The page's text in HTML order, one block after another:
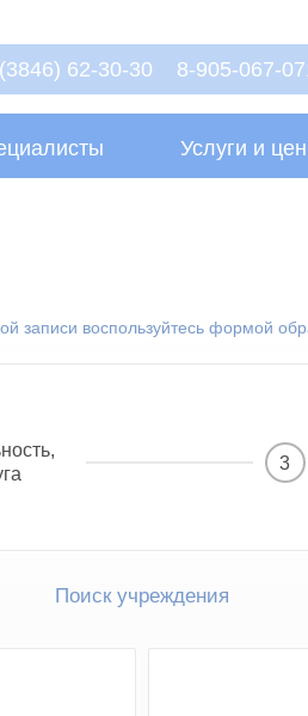
62-30-30 8-905-067-
Услуги и
записи воспользуйтесь формой
3
Поиск учреждения